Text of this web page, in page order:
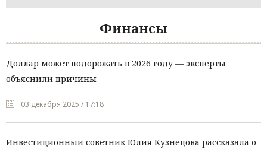
Финансы
Доллар может подорожать в 2026 году — эксперты
объяснили причины
03 декабря 2025 / 17:18
Инвестиционный советник Юлия Кузнецова рассказала о